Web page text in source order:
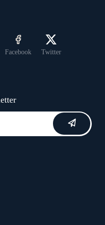
Facebook Twitter